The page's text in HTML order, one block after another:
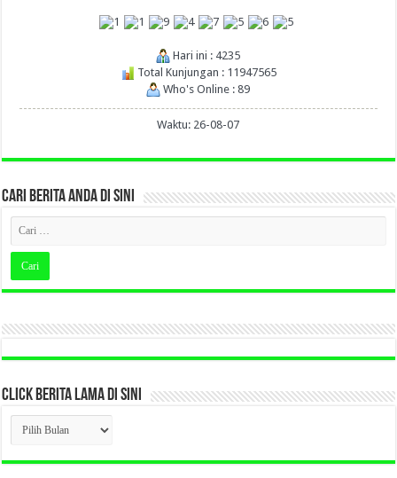
Hari ini : 4235
Total Kunjungan : 11947565
Who's Online : 89
Waktu: 26-08-07
CARI BERITA ANDA DI SINI
CLICK BERITA LAMA DI SINI
CLICK
BERITA
LAMA
DI